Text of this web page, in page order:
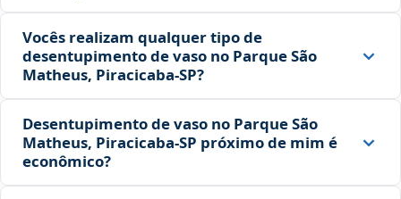
Vocês realizam qualquer tipo de
desentupimento de vaso no Parque São
Matheus, Piracicaba‑SP?
Desentupimento de vaso no Parque São
Matheus, Piracicaba‑SP próximo de mim é
econômico?